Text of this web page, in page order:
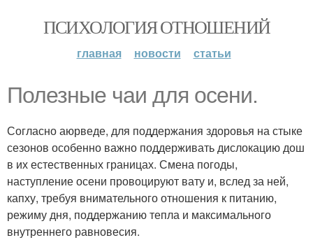
ПСИХОЛОГИЯ ОТНОШЕНИЙ
главная новости статьи
Полезные чаи для осени.
Согласно аюрведе, для поддержания здоровья на стыке
сезонов особенно важно поддерживать дислокацию дош
в их естественных границах. Смена погоды,
наступление осени провоцируют вату и, вслед за ней,
капху, требуя внимательного отношения к питанию,
режиму дня, поддержанию тепла и максимального
внутреннего равновесия.